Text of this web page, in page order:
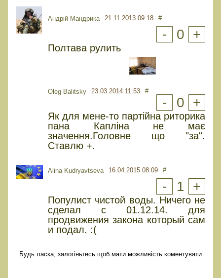
Андрій Мандрика 21.11.2013 09:18 #
- 0 +
Полтава рулить
Oleg Balitsky 23.03.2014 11:53 #
- 0 +
Як для мене-то партійна риторика
пана Капліна не має
значення.Головне що "за".
Ставлю +.
Alina Kudryavtseva 16.04.2015 08:09 #
- 1 +
Популист чистой воды. Ничего не
сделал с 01.12.14. для
продвижения закона который сам
и подал. :(
Будь ласка, залогіньтесь щоб мати можливість коментувати